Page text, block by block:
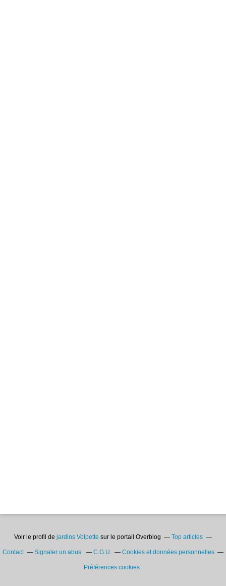
Voir le profil de jardins Volpette sur le portail Overblog Top articles
Contact Signaler un abus C.G.U. Cookies et données personnelles
Préférences cookies